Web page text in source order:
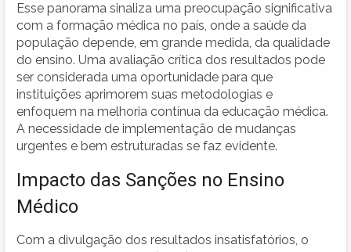
Esse panorama sinaliza uma preocupação significativa
com a formação médica no país, onde a saúde da
população depende, em grande medida, da qualidade
do ensino. Uma avaliação crítica dos resultados pode
ser considerada uma oportunidade para que
instituições aprimorem suas metodologias e
enfoquem na melhoria contínua da educação médica.
A necessidade de implementação de mudanças
urgentes e bem estruturadas se faz evidente.
Impacto das Sanções no Ensino
Médico
Com a divulgação dos resultados insatisfatórios, o